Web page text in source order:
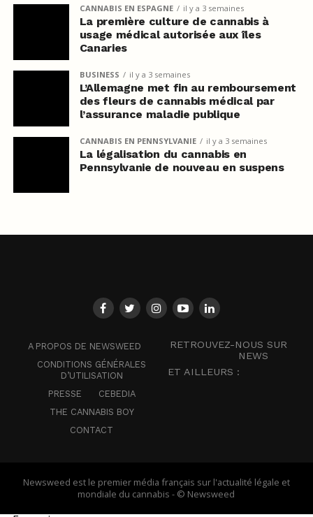
CANNABIS EN ESPAGNE il y a 3 semaines
La première culture de cannabis à
usage médical autorisée aux îles
Canaries
BUSINESS il y a 3 semaines
L’Allemagne met fin au remboursement
des fleurs de cannabis médical par
l’assurance maladie publique
CANNABIS EN PENNSYLVANIE il y a 3 semaines
La légalisation du cannabis en
Pennsylvanie de nouveau en suspens
A PROPOS DE NEWSWEED
CONDITIONS GÉNÉRALES
D’UTILISATION
PRESSE
CEBEDIA
THE CANNABIS BOY
CONTACT
RETROUVEZ-NOUS SUR
NEWS
ET AILLEURS :
Newsweed est le premier média français sur l'actualité légale et
mondiale du cannabis - © Newsweed